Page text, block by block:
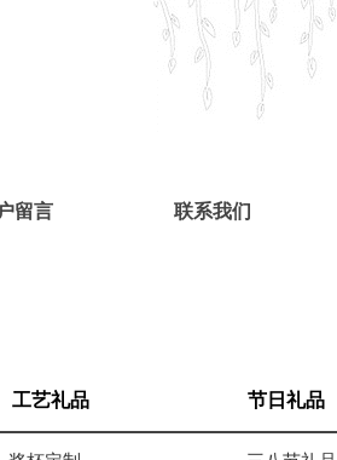
留言 联系我们
工艺礼品 节日礼品